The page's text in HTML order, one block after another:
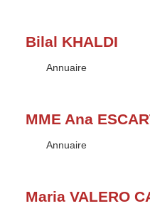
Bilal KHALDI
Type :
Annuaire
MME Ana
Type :
Annuaire
Maria VALERO